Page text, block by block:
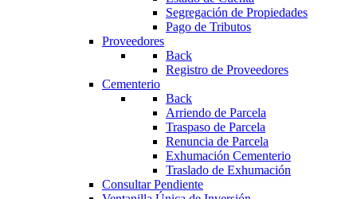
Segregación de Propiedades
Pago de Tributos
Proveedores
Back
Registro de Proveedores
Cementerio
Back
Arriendo de Parcela
Traspaso de Parcela
Renuncia de Parcela
Exhumación Cementerio
Traslado de Exhumación
Consultar Pendiente